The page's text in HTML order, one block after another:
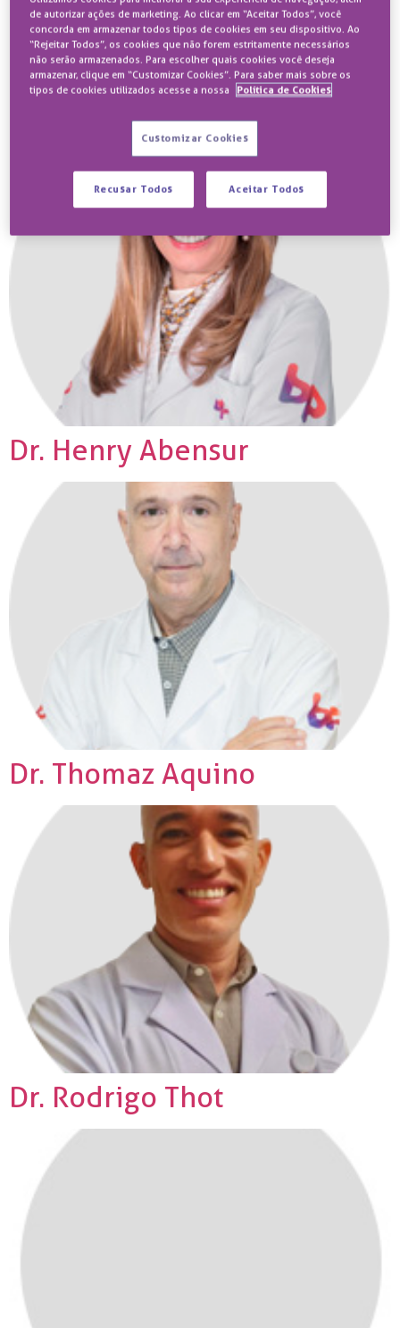
Dra. Irene Noronha
Dr. Henry Abensur
Dr. Thomaz Aquino
Dr. Rodrigo Thot
de autorizar ações de marketing. Ao clicar em “Aceitar Todos”, você
concorda em armazenar todos tipos de cookies em seu dispositivo. Ao
“Rejeitar Todos”, os cookies que não forem estritamente necessários
não serão armazenados. Para escolher quais cookies você deseja
armazenar, clique em “Customizar Cookies”. Para saber mais sobre os
tipos de cookies utilizados acesse a nossa
Política de Cookies
Customizar Cookies
Recusar Todos Aceitar Todos